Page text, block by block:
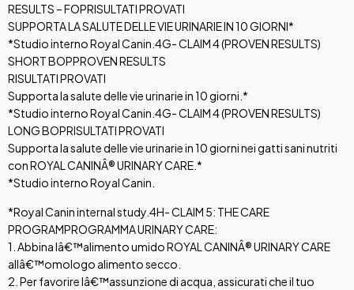
RESULTS – FOPRISULTATI PROVATI
SUPPORTA LA SALUTE DELLE VIE URINARIE IN 10 GIORNI*
*Studio interno Royal Canin. 4G- CLAIM 4 (PROVEN RESULTS)
SHORT BOPPROVEN RESULTS
RISULTATI PROVATI
Supporta la salute delle vie urinarie in 10 giorni.*
*Studio interno Royal Canin. 4G- CLAIM 4 (PROVEN RESULTS)
LONG BOPRISULTATI PROVATI
Supporta la salute delle vie urinarie in 10 giorni nei gatti sani nutriti
con ROYAL CANINÂ® URINARY CARE.*
*Studio interno Royal Canin.
*Royal Canin internal study. 4H- CLAIM 5: THE CARE
PROGRAMPROGRAMMA URINARY CARE:
1. Abbina lâ€™alimento umido ROYAL CANINÂ® URINARY CARE
allâ€™omologo alimento secco.
2. Per favorire lâ€™assunzione di acqua, assicurati che il tuo